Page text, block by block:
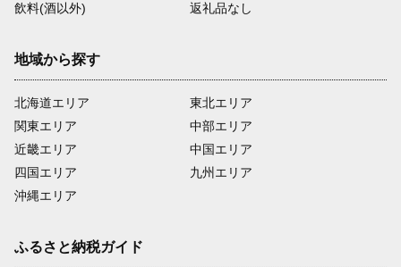
飲料(酒以外)
返礼品なし
地域から探す
北海道エリア
関東エリア
近畿エリア
四国エリア
沖縄エリア
東北エリア
中部エリア
中国エリア
九州エリア
ふるさと納税ガイド